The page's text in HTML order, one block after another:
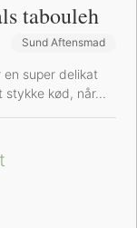
tabouleh
Sund Aftensmad
super delikat
kød, når...